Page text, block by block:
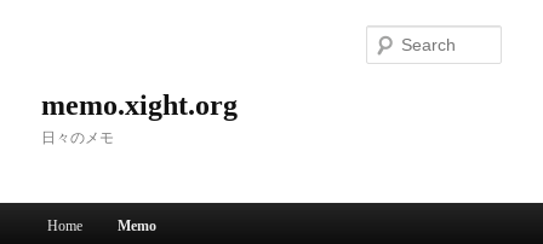
memo.xight.org
日々のメモ
Skip to primary content
Skip to secondary content
Home Memo